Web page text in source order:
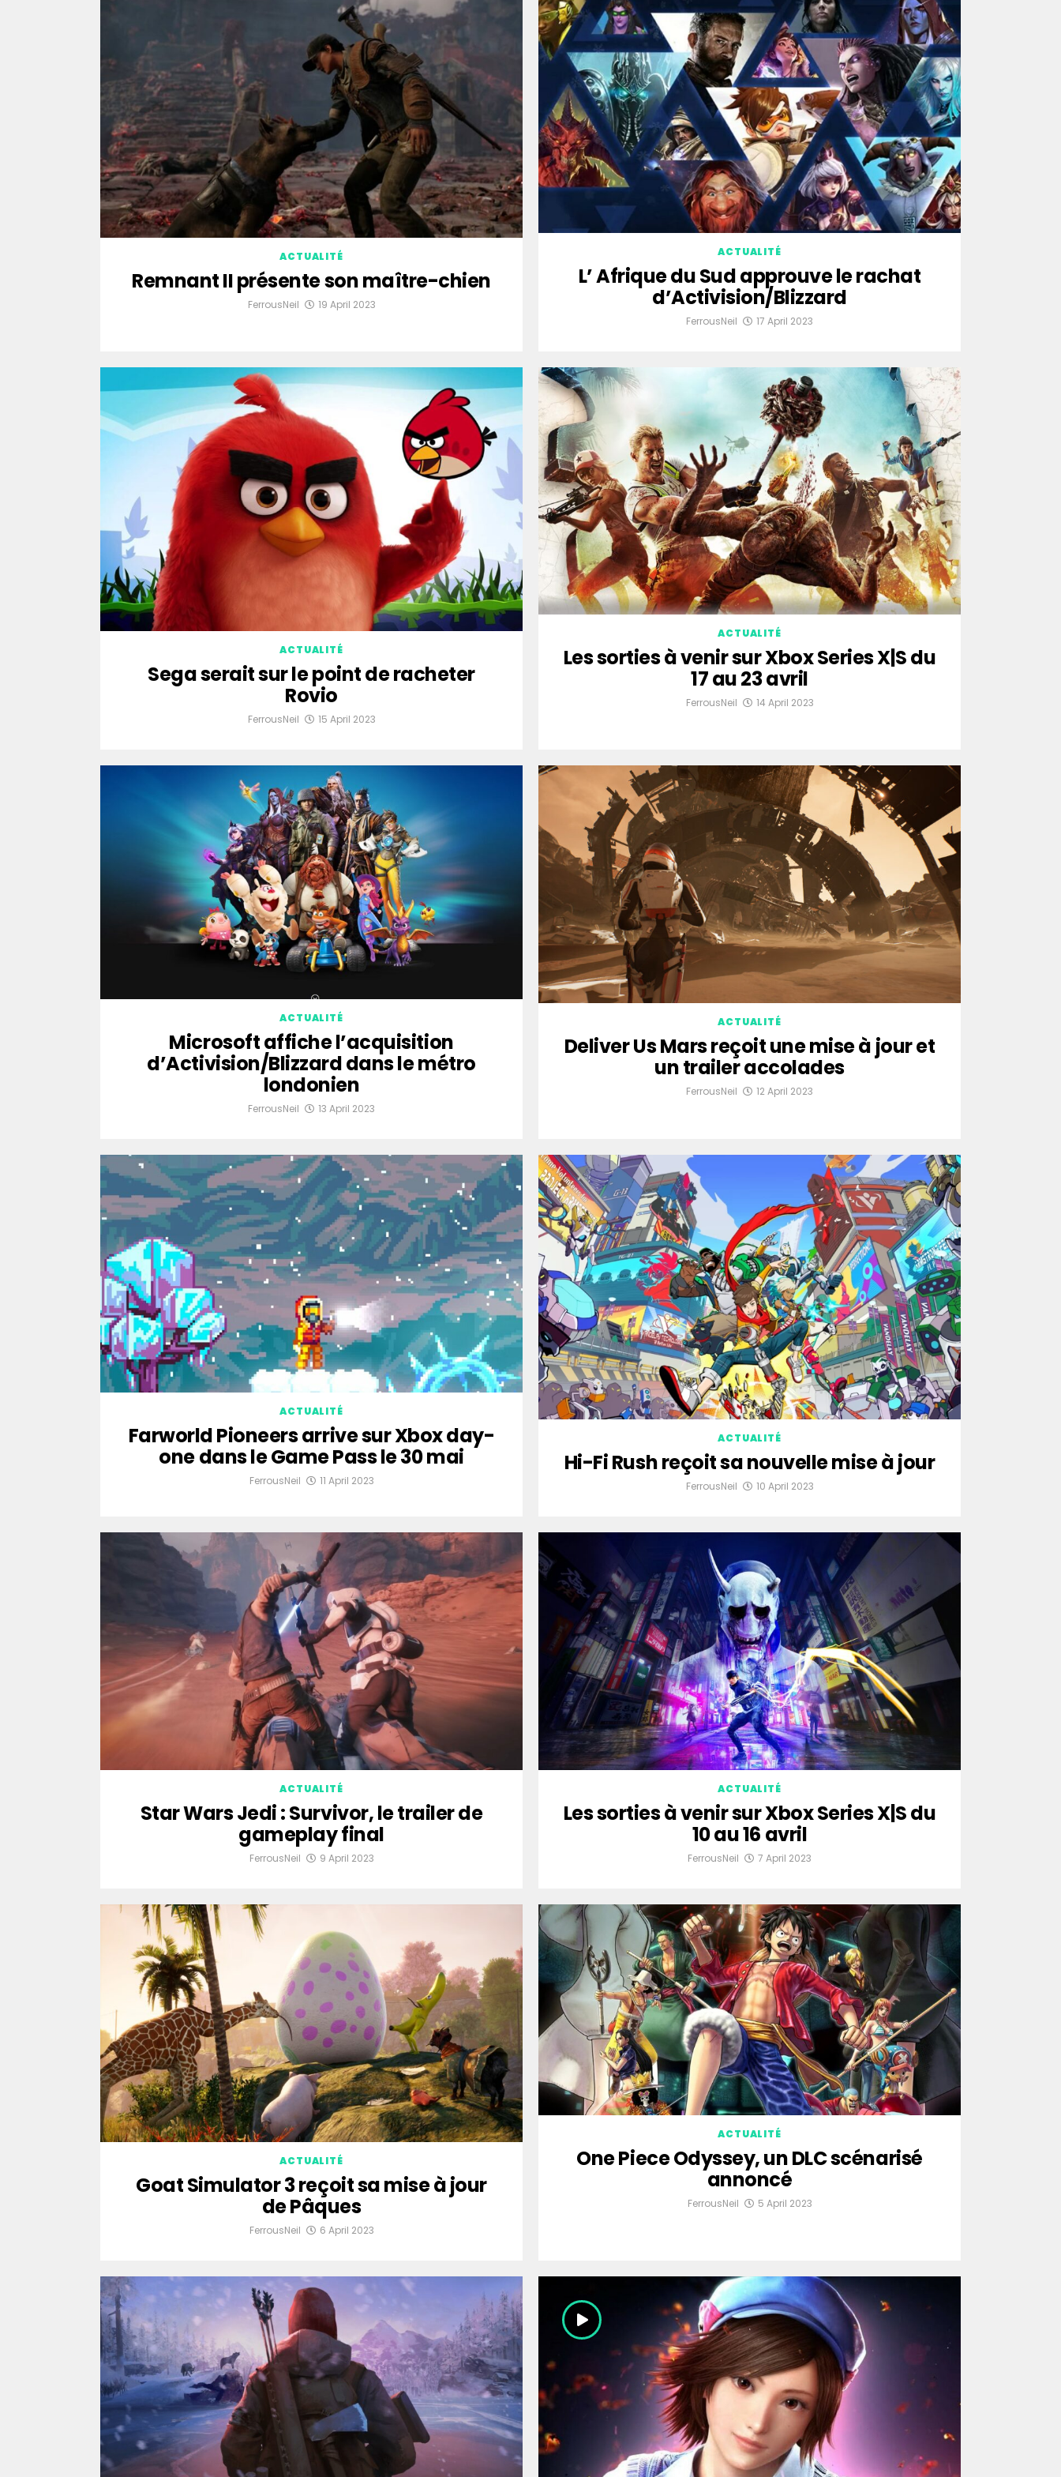
ACTUALITÉ
Remnant II présente son maître-chien
FerrousNeil 19 April 2023
ACTUALITÉ
L’ Afrique du Sud approuve le rachat
d’Activision/Blizzard
FerrousNeil 17 April 2023
ACTUALITÉ
Sega serait sur le point de racheter
Rovio
FerrousNeil 15 April 2023
ACTUALITÉ
Les sorties à venir sur Xbox Series X|S du
17 au 23 avril
FerrousNeil 14 April 2023
ACTUALITÉ
Microsoft affiche l’acquisition
d’Activision/Blizzard dans le métro
londonien
FerrousNeil 13 April 2023
ACTUALITÉ
Deliver Us Mars reçoit une mise à jour et
un trailer accolades
FerrousNeil 12 April 2023
ACTUALITÉ
Farworld Pioneers arrive sur Xbox day-
one dans le Game Pass le 30 mai
FerrousNeil 11 April 2023
ACTUALITÉ
Hi-Fi Rush reçoit sa nouvelle mise à jour
FerrousNeil 10 April 2023
ACTUALITÉ
Star Wars Jedi : Survivor, le trailer de
gameplay final
FerrousNeil 9 April 2023
ACTUALITÉ
Les sorties à venir sur Xbox Series X|S du
10 au 16 avril
FerrousNeil 7 April 2023
ACTUALITÉ
Goat Simulator 3 reçoit sa mise à jour
de Pâques
FerrousNeil 6 April 2023
ACTUALITÉ
One Piece Odyssey, un DLC scénarisé
annoncé
FerrousNeil 5 April 2023